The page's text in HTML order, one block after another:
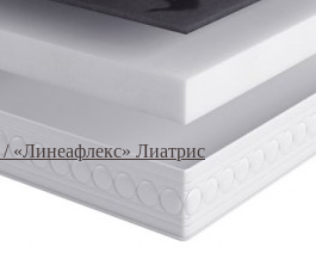
«Линеафлекс» Лиатрис